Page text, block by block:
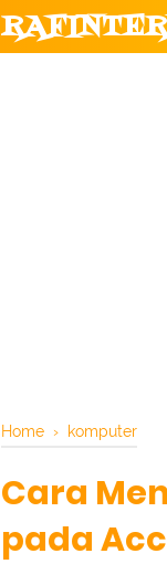
Home › komputer
Cara
pada